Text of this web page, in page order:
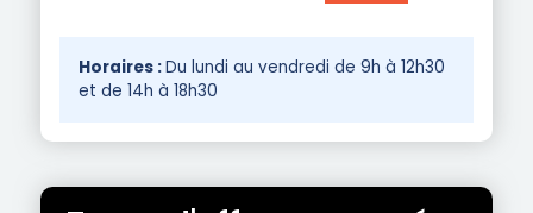
Horaires :Du lundi au vendredi de 9h à 12h30
et de 14h à 18h30